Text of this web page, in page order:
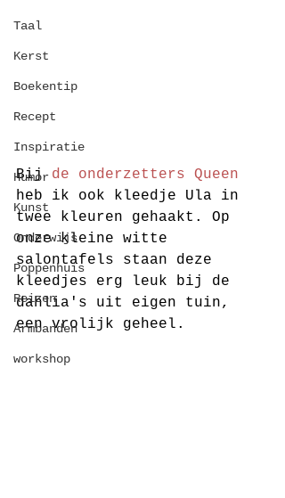
Taal
Kerst
Boekentip
Recept
Inspiratie
Humor
Kunst
Onderwijs
Poppenhuis
Reizen
Armbanden
workshop
Bij de onderzetters Queen
heb ik ook kleedje Ula in
twee kleuren gehaakt. Op
onze kleine witte
salontafels staan deze
kleedjes erg leuk bij de
dahlia's uit eigen tuin,
een vrolijk geheel.